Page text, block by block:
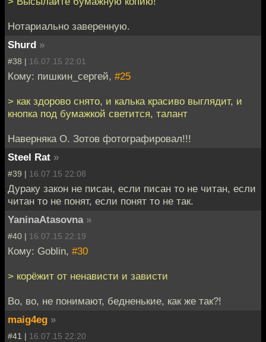
Нотариально заверенную.
Shurd »
#38 | 16.07.15 22:01
Кому: пишкин_сергей, #25
> как здорово снято, и калька красиво выглядит, и
кнопка под бумажкой светится, талант
Наверняка О. Зотов фотографировал!!!
Steel Rat »
#39 | 16.07.15 22:08
Дураку закон не писан, если писан то не читан, если
читан то не понят, если понят то не так.
YaninaAtasovna »
#40 | 16.07.15 22:19
Кому: Goblin, #30
> корёжит от ненависти и зависти
Во, во, не понимают, бедненькие, как же так?!
maig4eg »
#41 | 16.07.15 22:20